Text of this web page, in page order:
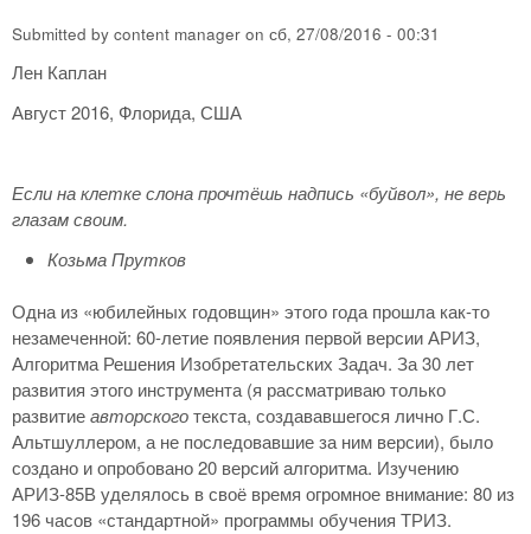
Submitted by content manager on сб, 27/08/2016 - 00:31
Лен Каплан
Август 2016, Флорида, США
Если на клетке слона прочтёшь надпись «буйвол», не верь
глазам своим.
Козьма Прутков
Одна из «юбилейных годовщин» этого года прошла как-то
незамеченной: 60-летие появления первой версии АРИЗ,
Алгоритма Решения Изобретательских Задач. За 30 лет
развития этого инструмента (я рассматриваю только
развитиеавторскоготекста, создававшегося лично Г.С.
Альтшуллером, а не последовавшие за ним версии), было
создано и опробовано 20 версий алгоритма. Изучению
АРИЗ-85В уделялось в своё время огромное внимание: 80 из
196 часов «стандартной» программы обучения ТРИЗ.